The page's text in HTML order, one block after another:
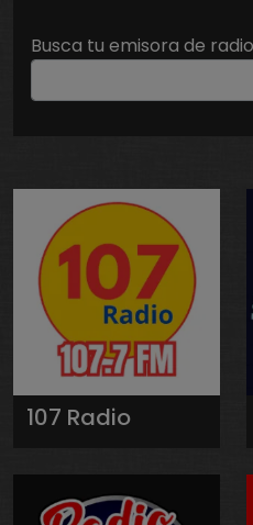
Busca tu emisora de
107 Radio